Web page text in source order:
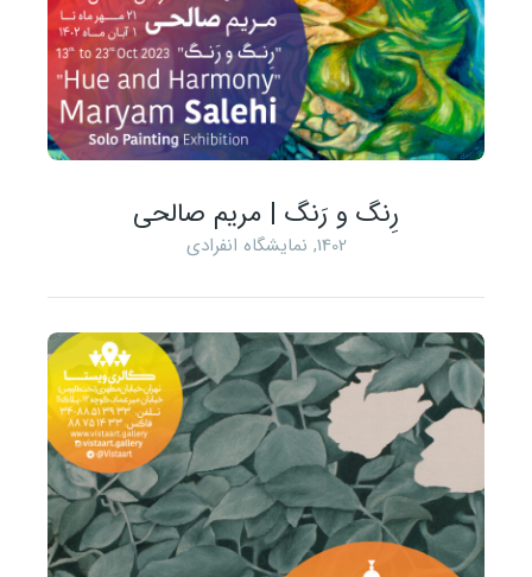
رِنگ و رَنگ | مریم صالحی
1402
, نمایشگاه انفرادی